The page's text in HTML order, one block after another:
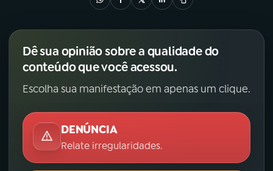
Dê sua opinião sobre a qualidade do
conteúdo que você acessou.
Escolha sua manifestação em apenas um clique.
DENÚNCIA
Relate irregularidades.